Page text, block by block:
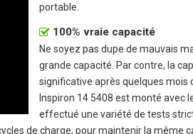
portable.
100% vraie capacité
Ne soyez pas dupe de mauvais
grande capacité. Par contre, la
significative après quelques mois
Inspiron 14 5408 est monté avec
effectué une variété de tests
de charge, pour maintenir la même